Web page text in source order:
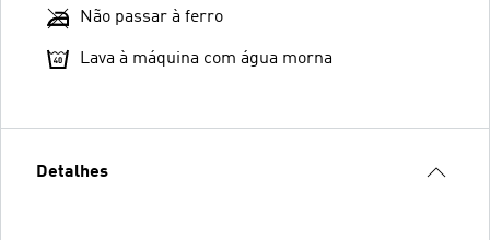
Não passar à ferro
Lava à máquina com água morna
Detalhes